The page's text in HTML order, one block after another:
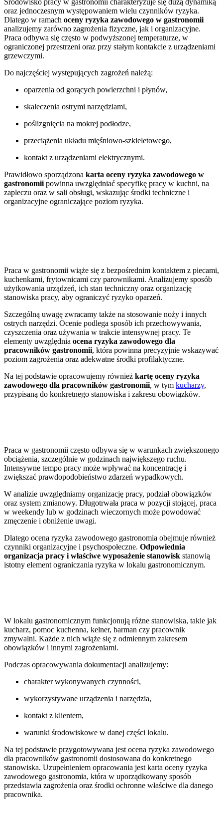
oraz jednoczesnym występowaniem wielu czynników ryzyka.
Dlatego w ramach oceny ryzyka zawodowego w gastronomii
analizujemy zarówno zagrożenia fizyczne, jak i organizacyjne.
Praca odbywa się często w podwyższonej temperaturze, w
ograniczonej przestrzeni oraz przy stałym kontakcie z urządzeniami
grzewczymi.
Do najczęściej występujących zagrożeń należą:
oparzenia od gorących powierzchni i płynów,
skaleczenia ostrymi narzędziami,
poślizgnięcia na mokrej podłodze,
przeciążenia układu mięśniowo-szkieletowego,
kontakt z urządzeniami elektrycznymi.
Prawidłowo sporządzona karta oceny ryzyka zawodowego w
gastronomii powinna uwzględniać specyfikę pracy w kuchni, na
zapleczu oraz w sali obsługi, wskazując środki techniczne i
organizacyjne ograniczające poziom ryzyka.
Praca w gastronomii wiąże się z bezpośrednim kontaktem z piecami,
kuchenkami, frytownicami czy parownikami. Analizujemy sposób
użytkowania urządzeń, ich stan techniczny oraz organizację
stanowiska pracy, aby ograniczyć ryzyko oparzeń.
Szczególną uwagę zwracamy także na stosowanie noży i innych
ostrych narzędzi. Ocenie podlega sposób ich przechowywania,
czyszczenia oraz używania w trakcie intensywnej pracy. Te
elementy uwzględnia ocena ryzyka zawodowego dla
pracowników gastronomii, która powinna precyzyjnie wskazywać
poziom zagrożenia oraz adekwatne środki profilaktyczne.
Na tej podstawie opracowujemy również kartę oceny ryzyka
zawodowego dla pracowników gastronomii, w tym kucharzy,
przypisaną do konkretnego stanowiska i zakresu obowiązków.
Praca w gastronomii często odbywa się w warunkach zwiększonego
obciążenia, szczególnie w godzinach największego ruchu.
Intensywne tempo pracy może wpływać na koncentrację i
zwiększać prawdopodobieństwo zdarzeń wypadkowych.
W analizie uwzględniamy organizację pracy, podział obowiązków
oraz system zmianowy. Długotrwała praca w pozycji stojącej, praca
w weekendy lub w godzinach wieczornych może powodować
zmęczenie i obniżenie uwagi.
Dlatego ocena ryzyka zawodowego gastronomia obejmuje również
czynniki organizacyjne i psychospołeczne. Odpowiednia
organizacja pracy i właściwe wyposażenie stanowisk stanowią
istotny element ograniczania ryzyka w lokalu gastronomicznym.
W lokalu gastronomicznym funkcjonują różne stanowiska, takie jak
kucharz, pomoc kuchenna, kelner, barman czy pracownik
zmywalni. Każde z nich wiąże się z odmiennym zakresem
obowiązków i innymi zagrożeniami.
Podczas opracowywania dokumentacji analizujemy:
charakter wykonywanych czynności,
wykorzystywane urządzenia i narzędzia,
kontakt z klientem,
warunki środowiskowe w danej części lokalu.
Na tej podstawie przygotowywana jest ocena ryzyka zawodowego
dla pracowników gastronomii dostosowana do konkretnego
stanowiska. Uzupełnieniem opracowania jest karta oceny ryzyka
zawodowego gastronomia, która w uporządkowany sposób
przedstawia zagrożenia oraz środki ochronne właściwe dla danego
pracownika.